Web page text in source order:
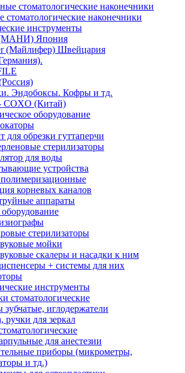
стоматологические наконечники
стоматологические наконечники
инструменты
Япония
(Майлифер) Швейцария
Эндобоксы. Кофры и тд.
COXO (Китай)
оборудование
для обрезки гуттаперчи
стерилизаторы
для воды
устройства
корневых каналов
аппараты
стерилизаторы
мойки
скалеры и насадки к ним
+ системы для них
инструменты
стоматологические
иглодержатели
ручки для зеркал
для анестезии
приборы (микрометры,
и тд.)